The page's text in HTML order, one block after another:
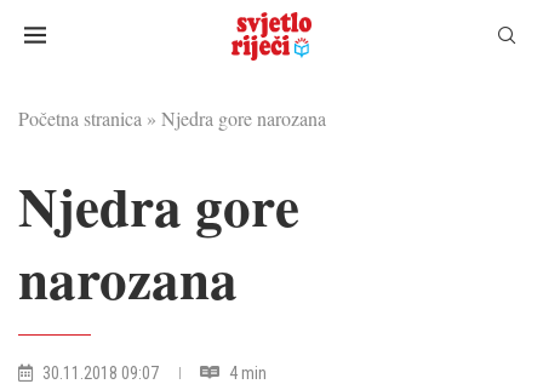
Početna stranica » Njedra gore narozana
Njedra gore
narozana
30.11.2018 09:07 4 min